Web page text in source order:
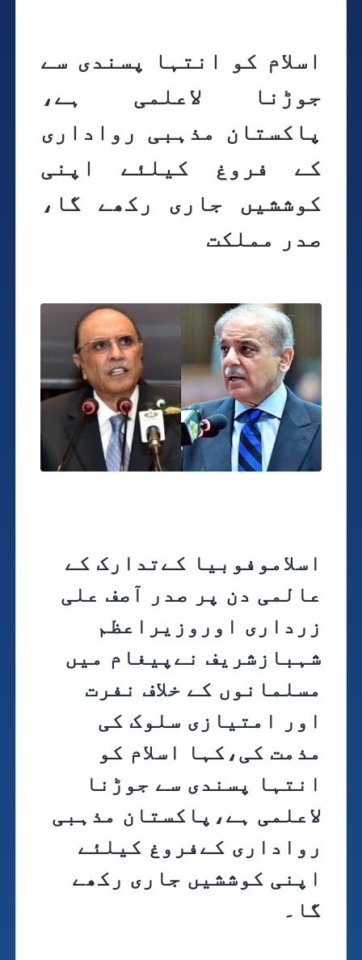
اسلام کو انتہا پسندی سے
جوڑنا لاعلمی ہے،
پاکستان مذہبی رواداری
کے فروغ کیلئے اپنی
کوششیں جاری رکھے گا،
صدر مملکت
اسلاموفوبیا کےتدارک کے
عالمی دن پر صدر آصف علی
زرداری اوروزیراعظم
شہبازشریف نےپیغام میں
مسلمانوں کے خلاف نفرت
اور امتیازی سلوک کی
مذمت کی،کہا اسلام کو
انتہا پسندی سے جوڑنا
لاعلمی ہے،پاکستان مذہبی
رواداری کےفروغ کیلئے
اپنی کوششیں جاری رکھے
گا۔